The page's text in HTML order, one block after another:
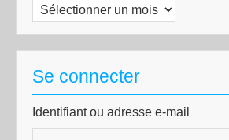
Archives
Se connecter
Identifiant ou adresse e-mail